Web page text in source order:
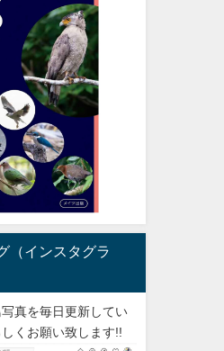
（インスタグラ
真を毎日更新してい
くお願い致します!!